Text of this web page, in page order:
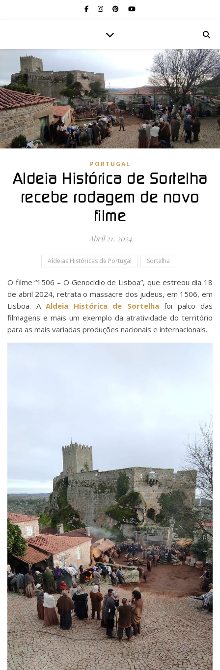
PORTUGAL
Aldeia Histórica de Sortelha
recebe rodagem de novo
filme
Abril 21, 2024
Aldeias Históricas de Portugal Sortelha
O filme “1506 – O Genocídio de Lisboa”, que estreou dia 18
de abril 2024, retrata o massacre dos judeus, em 1506, em
Lisboa. A Aldeia Histórica de Sortelhafoi palco das
filmagens e mais um exemplo da atratividade do território
para as mais variadas produções nacionais e internacionais.